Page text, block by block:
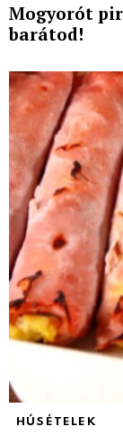
Mogyorót
barátod!
HÚSÉTELEK